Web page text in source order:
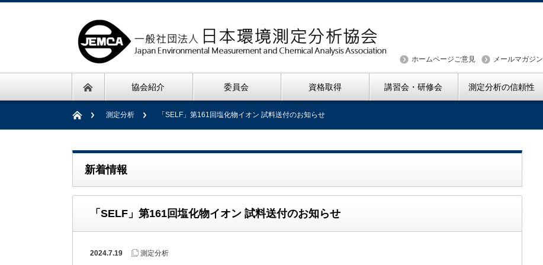
ホームページご意見 メールマガジン
協会紹介 委員会 資格取得 講習会・研修会 測定分析の信頼性
測定分析 「SELF」第161回塩化物イオン 試料送付のお知らせ
新着情報
「SELF」第161回塩化物イオン 試料送付のお知らせ
2024.7.19 測定分析